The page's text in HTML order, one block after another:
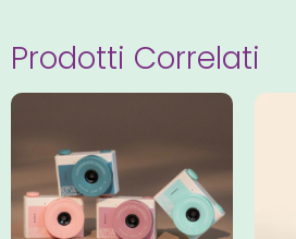
Prodotti Correlati